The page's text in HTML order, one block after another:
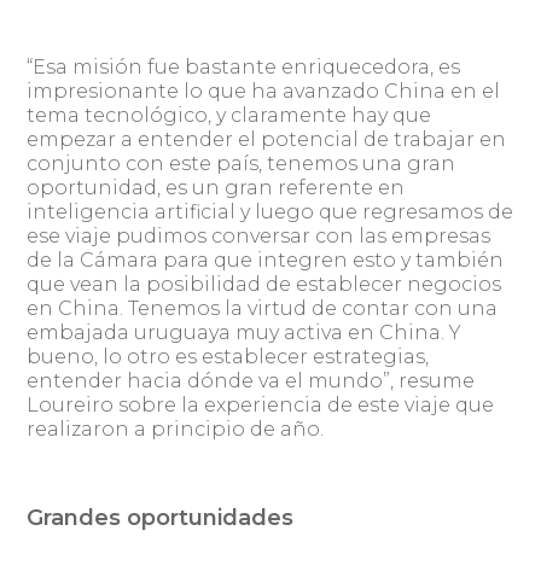
“Esa misión fue bastante enriquecedora, es
impresionante lo que ha avanzado China en el
tema tecnológico, y claramente hay que
empezar a entender el potencial de trabajar en
conjunto con este país, tenemos una gran
oportunidad, es un gran referente en
inteligencia artificial y luego que regresamos de
ese viaje pudimos conversar con las empresas
de la Cámara para que integren esto y también
que vean la posibilidad de establecer negocios
en China. Tenemos la virtud de contar con una
embajada uruguaya muy activa en China. Y
bueno, lo otro es establecer estrategias,
entender hacia dónde va el mundo”, resume
Loureiro sobre la experiencia de este viaje que
realizaron a principio de año.
Grandes oportunidades